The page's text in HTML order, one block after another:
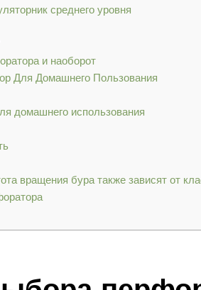
среднего уровня
и наоборот
Для Домашнего Пользования
домашнего использования
вращения бура также зависят от